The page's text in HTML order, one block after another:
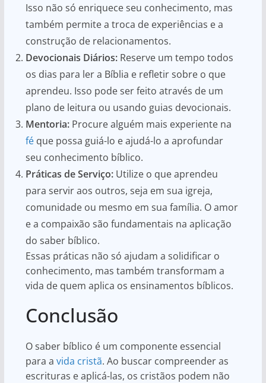
Isso não só enriquece seu conhecimento, mas
também permite a troca de experiências e a
construção de relacionamentos.
Devocionais Diários:Reserve um tempo todos
os dias para ler a Bíblia e refletir sobre o que
aprendeu. Isso pode ser feito através de um
plano de leitura ou usando guias devocionais.
Mentoria:Procure alguém mais experiente na
féque possa guiá-lo e ajudá-lo a aprofundar
seu conhecimento bíblico.
Práticas de Serviço:Utilize o que aprendeu
para servir aos outros, seja em sua igreja,
comunidade ou mesmo em sua família. O amor
e a compaixão são fundamentais na aplicação
do saber bíblico.
Essas práticas não só ajudam a solidificar o
conhecimento, mas também transformam a
vida de quem aplica os ensinamentos bíblicos.
Conclusão
O saber bíblico é um componente essencial
para a vida cristã. Ao buscar compreender as
escrituras e aplicá-las, os cristãos podem não